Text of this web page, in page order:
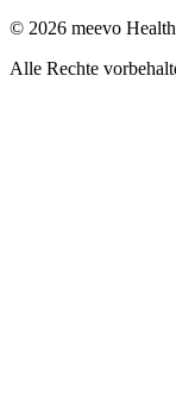
© 2026 meevo
Alle Rechte